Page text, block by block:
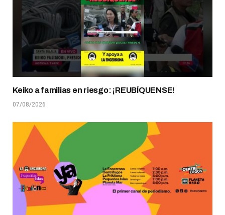
Keiko a familias en riesgo: ¡REUBÍQUENSE!
07/08/2026